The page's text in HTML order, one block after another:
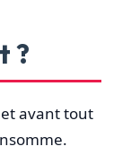
?
avant tout